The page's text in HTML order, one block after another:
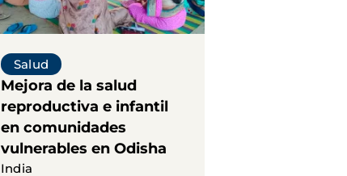
Salud
Mejora de la salud
reproductiva e infantil
en comunidades
vulnerables en Odisha
India